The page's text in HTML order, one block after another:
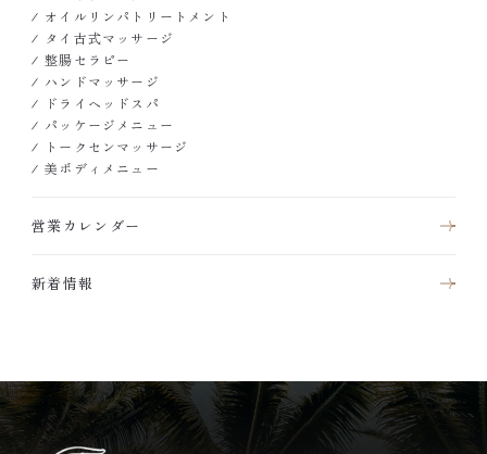
オイルリンパトリートメント
タイ古式マッサージ
整腸セラピー
ハンドマッサージ
ドライヘッドスパ
パッケージメニュー
トークセンマッサージ
美ボディメニュー
営業カレンダー
新着情報